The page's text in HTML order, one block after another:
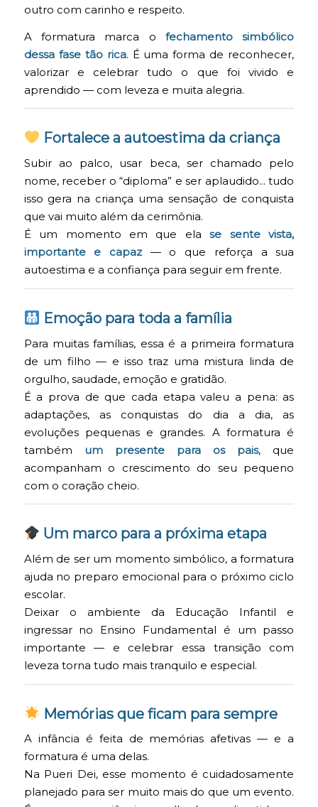
outro com carinho e respeito.
A formatura marca ofechamento simbólico
dessa fase tão rica. É uma forma de reconhecer,
valorizar e celebrar tudo o que foi vivido e
aprendido — com leveza e muita alegria.
Fortalece a autoestima da criança
Subir ao palco, usar beca, ser chamado pelo
nome, receber o “diploma” e ser aplaudido… tudo
isso gera na criança uma sensação de conquista
que vai muito além da cerimônia.
É um momento em que elase sente vista,
importante e capaz— o que reforça a sua
autoestima e a confiança para seguir em frente.
Emoção para toda a família
Para muitas famílias, essa é a primeira formatura
de um filho — e isso traz uma mistura linda de
orgulho, saudade, emoção e gratidão.
É a prova de que cada etapa valeu a pena: as
adaptações, as conquistas do dia a dia, as
evoluções pequenas e grandes. A formatura é
também um presente para os pais, que
acompanham o crescimento do seu pequeno
com o coração cheio.
Um marco para a próxima etapa
Além de ser um momento simbólico, a formatura
ajuda no preparo emocional para o próximo ciclo
escolar.
Deixar o ambiente da Educação Infantil e
ingressar no Ensino Fundamental é um passo
importante — e celebrar essa transição com
leveza torna tudo mais tranquilo e especial.
Memórias que ficam para sempre
A infância é feita de memórias afetivas — e a
formatura é uma delas.
Na Pueri Dei, esse momento é cuidadosamente
planejado para ser muito mais do que um evento.